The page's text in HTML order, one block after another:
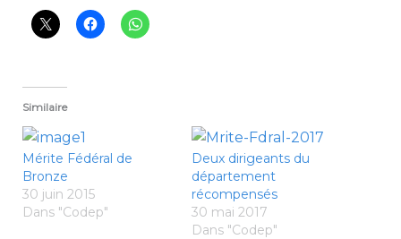
Similaire
Mérite Fédéral de
Bronze
30 juin 2015
Dans "Codep"
Deux dirigeants du
département
récompensés
30 mai 2017
Dans "Codep"